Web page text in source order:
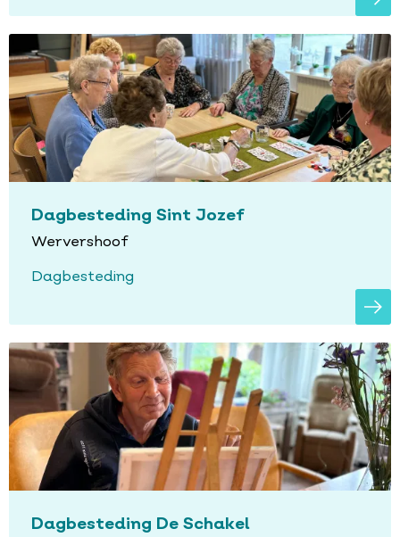
Dagbesteding Sint Jozef
Wervershoof
Dagbesteding
Dagbesteding De Schakel